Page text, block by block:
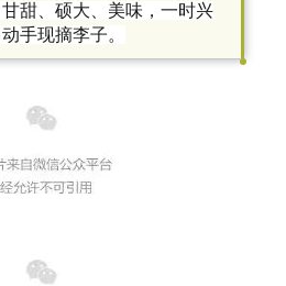
甘甜、硕大 、美味，一时兴
手现摘李子。